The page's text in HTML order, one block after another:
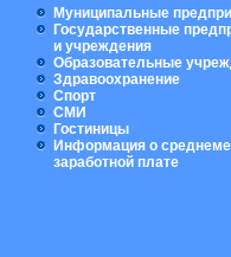
Муниципальные
Государственные
и учреждения
Образовательные
Здравоохранение
Спорт
СМИ
Гостиницы
Информация о
заработной плате